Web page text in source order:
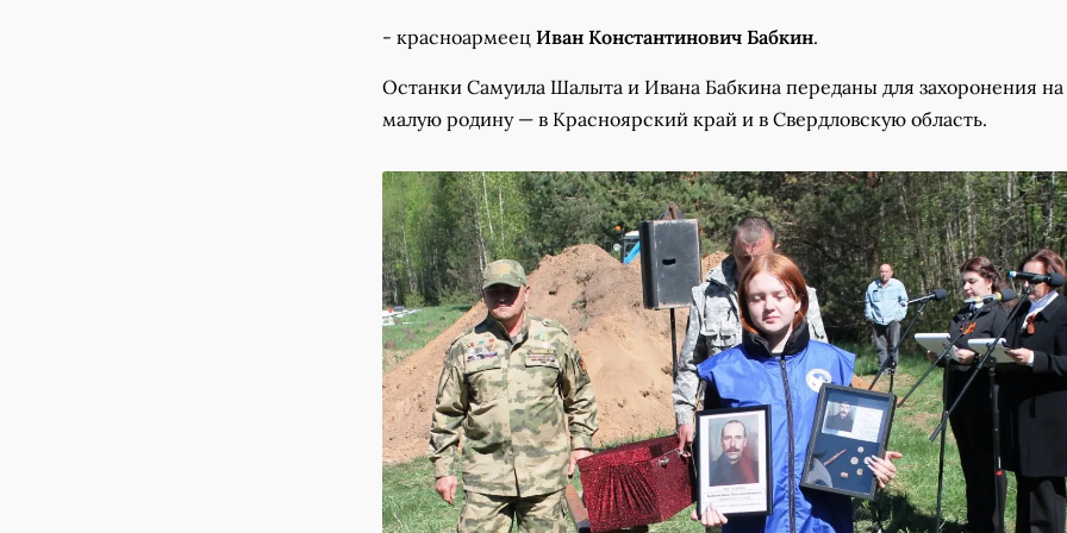
- красноармеец Иван Константинович Бабкин.
Останки Самуила Шалыта и Ивана Бабкина переданы для захоронения на
малую родину — в Красноярский край и в Свердловскую область.